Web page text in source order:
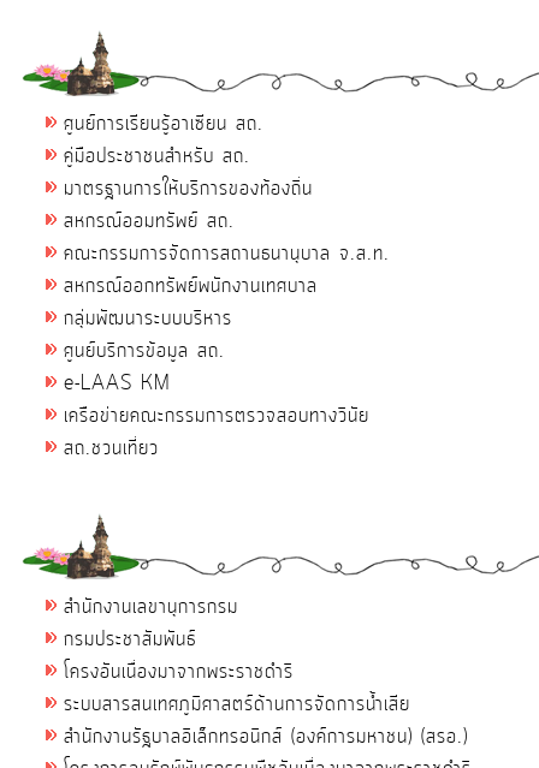
ศูนย์การเรียนรู้อาเซียน สถ.
คู่มือประชาชนสำหรับ สถ.
มาตรฐานการให้บริการของท้องถิ่น
สหกรณ์ออมทรัพย์ สถ.
คณะกรรมการจัดการสถานธนานุบาล จ.ส.ท.
สหกรณ์ออกทรัพย์พนักงานเทศบาล
กลุ่มพัฒนาระบบบริหาร
ศูนย์บริการข้อมูล สถ.
e-LAAS KM
เครือข่ายคณะกรรมการตรวจสอบทางวินัย
สถ.ชวนเที่ยว
สำนักงานเลขานุการกรม
กรมประชาสัมพันธ์
โครงอันเนื่องมาจากพระราชดำริ
ระบบสารสนเทศภูมิศาสตร์ด้านการจัดการน้ำเสีย
สำนักงานรัฐบาลอิเล็กทรอนิกส์ (องค์การมหาชน) (สรอ.)